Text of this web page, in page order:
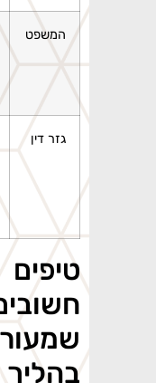
המשפט
גזר דין
טיפים
חשובים
שמעורב
בהליך